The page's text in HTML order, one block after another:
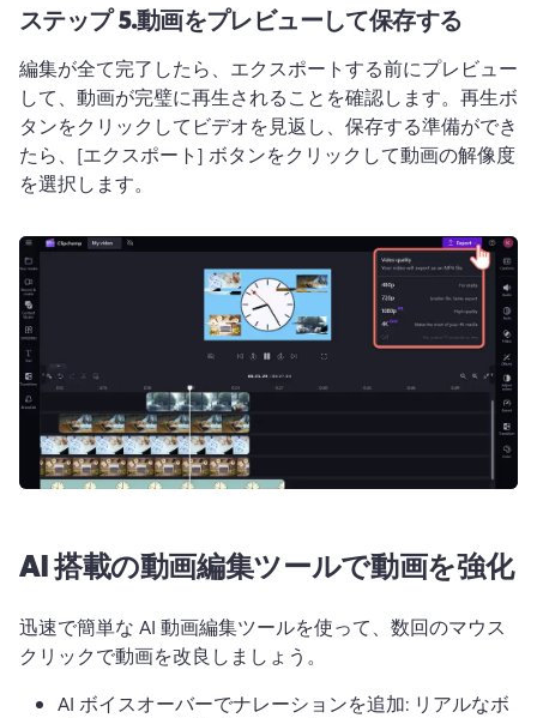
ステップ 5.動画をプレビューして保存する
編集が全て完了したら、エクスポートする前にプレビュー
して、動画が完璧に再生されることを確認します。 再生ボ
タンをクリックしてビデオを見返し、保存する準備ができ
たら、[エクスポート] ボタンをクリックして動画の解像度
を選択します。
AI 搭載の動画編集ツールで動画を強化
迅速で簡単な AI 動画編集ツールを使って、数回のマウス
クリックで動画を改良しましょう。
AI ボイスオーバーでナレーションを追加: リアルなボ